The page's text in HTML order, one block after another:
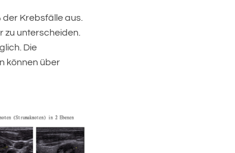
Krebsfälle aus.
zu unterscheiden.
Die
können über